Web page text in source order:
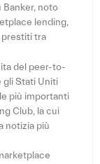
Banker, noto
lending,
prestiti tra
del peer-to-
gli Stati Uniti
più importanti
Club, la cui
notizia più